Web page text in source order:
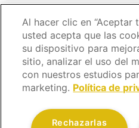
Al hacer clic en “Aceptar
usted acepta que las
su dispositivo para
sitio, analizar el uso del
con nuestros estudios
marketing. Política de
Rechazarlas